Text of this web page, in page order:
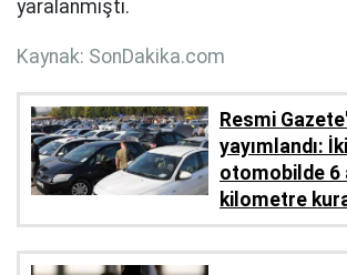
yaralanmıştı.
Kaynak: SonDakika.com
Resmi
yayımlandı:
otomobilde 6
kilometre